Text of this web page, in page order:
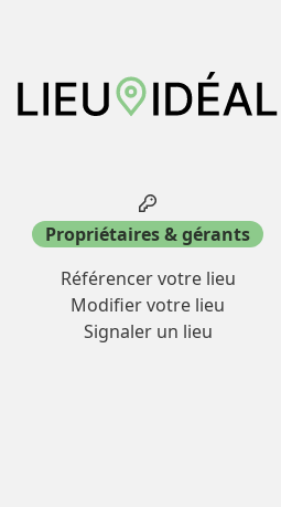
Propriétaires & gérants
Référencer votre lieu
Modifier votre lieu
Signaler un lieu